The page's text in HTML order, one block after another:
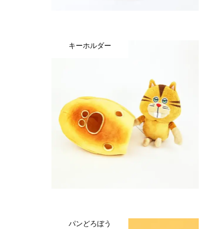
キーホルダー
パンどろぼう